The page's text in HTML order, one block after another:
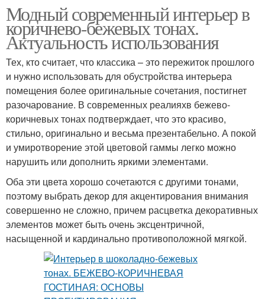
Модный современный интерьер в
коричнево-бежевых тонах.
Актуальность использования
Тех, кто считает, что классика – это пережиток прошлого
и нужно использовать для обустройства интерьера
помещения более оригинальные сочетания, постигнет
разочарование. В современных реалияхв бежево-
коричневых тонах подтверждает, что это красиво,
стильно, оригинально и весьма презентабельно. А покой
и умиротворение этой цветовой гаммы легко можно
нарушить или дополнить яркими элементами.
Оба эти цвета хорошо сочетаются с другими тонами,
поэтому выбрать декор для акцентирования внимания
совершенно не сложно, причем расцветка декоративных
элементов может быть очень эксцентричной,
насыщенной и кардинально противоположной мягкой.